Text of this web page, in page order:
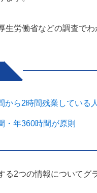
生労働省などの調査で
から2時間残業している
・年360時間が原則
る2つの情報についてグ